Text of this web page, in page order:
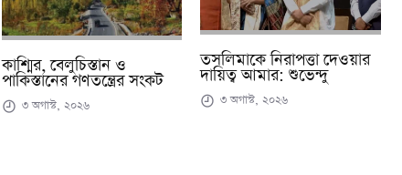
কাশ্মির, বেলুচিস্তান ও
পাকিস্তানের গণতন্ত্রের সংকট
৩ অগাস্ট, ২০২৬
তসলিমাকে নিরাপত্তা দেওয়ার
দায়িত্ব আমার: শুভেন্দু
৩ অগাস্ট, ২০২৬